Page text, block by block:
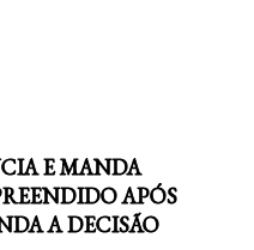
E MANDA
APÓS
A DECISÃO